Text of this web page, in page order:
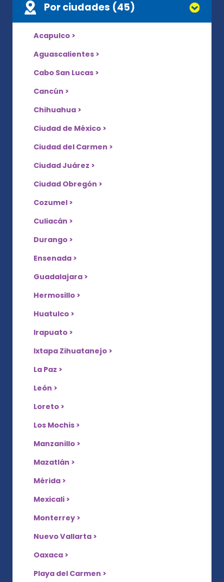
Por ciudades (45)
Acapulco >
Aguascalientes >
Cabo San Lucas >
Cancún >
Chihuahua >
Ciudad de México >
Ciudad del Carmen >
Ciudad Juárez >
Ciudad Obregón >
Cozumel >
Culiacán >
Durango >
Ensenada >
Guadalajara >
Hermosillo >
Huatulco >
Irapuato >
Ixtapa Zihuatanejo >
La Paz >
León >
Loreto >
Los Mochis >
Manzanillo >
Mazatlán >
Mérida >
Mexicali >
Monterrey >
Nuevo Vallarta >
Oaxaca >
Playa del Carmen >